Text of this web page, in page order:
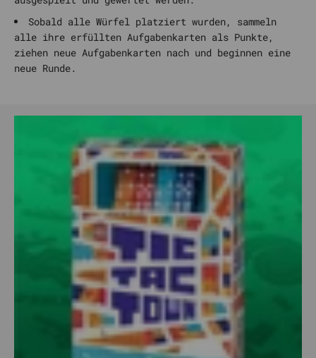
Sobald alle Würfel platziert wurden, sammeln
alle ihre erfüllten Aufgabenkarten als Punkte,
ziehen neue Aufgabenkarten nach und beginnen eine
neue Runde.